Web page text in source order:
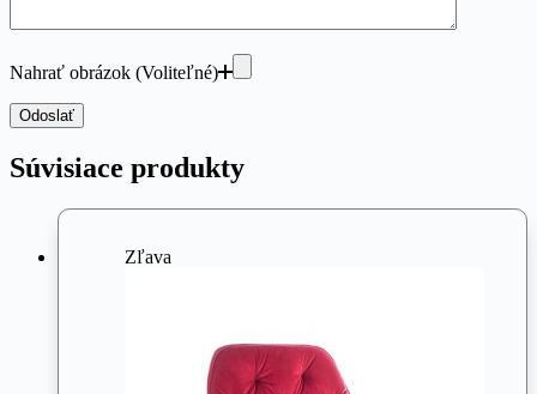
Nahrať obrázok (Voliteľné)
Odoslať
Súvisiace produkty
Zľava